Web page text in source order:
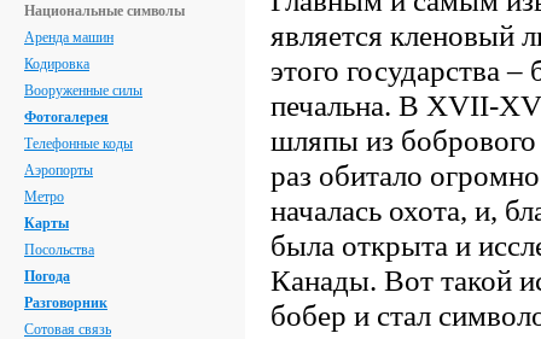
Национальные символы
Аренда машин
Кодировка
Вооруженные силы
Фотогалерея
Телефонные коды
Аэропорты
Метро
Карты
Посольства
Погода
Разговорник
Сотовая связь
является кленовый
этого государства
печальна. В XVII-
шляпы из
раз обитало
началась охота, и,
была открыта и
Канады. Вот такой
бобер и стал